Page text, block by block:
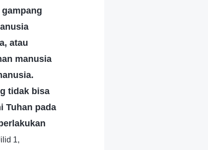
atau
manusia
tidak bisa
Tuhan pada
1,